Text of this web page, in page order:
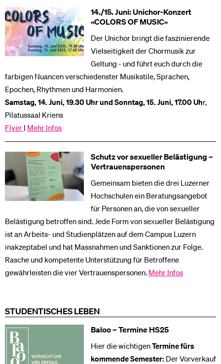
14./15. Juni: Unichor-Konzert
«COLORS OF MUSIC»
Der Unichor bringt die faszinierende
Vielseitigkeit der Chormusik zur
Geltung - und führt euch durch die
farbigen Nuancen verschiedenster Musikstile, Sprachen,
Epochen, Rhythmen und Harmonien.
Samstag, 14. Juni, 19.30 Uhr und Sonntag, 15. Juni, 17.00 Uhr,
Pilatussaal Kriens
Flyer | Mehr Infos
Schutz vor sexueller Belästigung –
Vertrauenspersonen
Gemeinsam bieten die drei Luzerner
Hochschulen ein Beratungsangebot
für Personen an, die von sexueller
Belästigung betroffen sind. Jede Form von sexueller Belästigung
ist an Arbeits- und Studienplätzen auf dem Campus Luzern
inakzeptabel und hat Massnahmen und Sanktionen zur Folge.
Rasche und kompetente Unterstützung für Betroffene
gewährleisten die vier Vertrauenspersonen. Mehr Infos
STUDENTISCHES LEBEN
Baloo – Termine HS25
Hier die wichtigenTermine fürs
kommende Semester: Der Vorverkauf